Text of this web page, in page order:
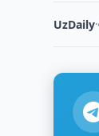
UzDaily·